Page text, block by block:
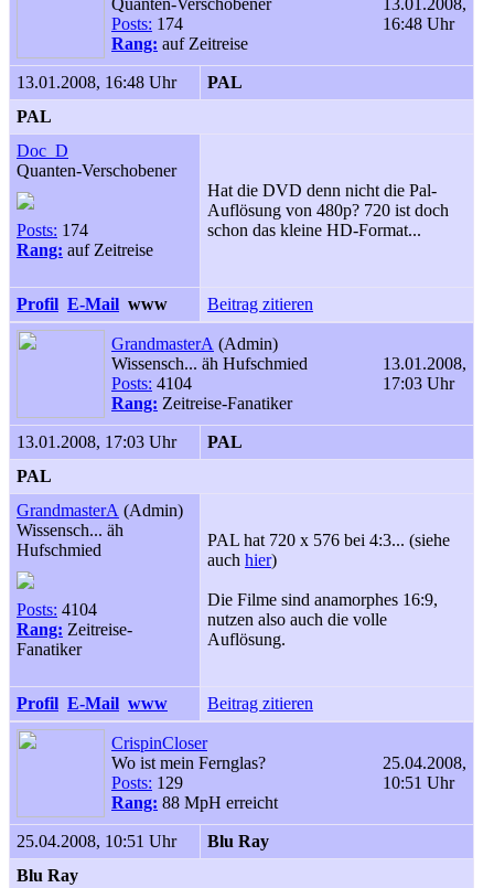
Quanten-Verschobener
Posts: 174
Rang: auf Zeitreise
13.01.2008,
16:48 Uhr
13.01.2008, 16:48 Uhr
PAL
PAL
Doc_D
Quanten-Verschobener
Posts: 174
Rang: auf Zeitreise
Hat die DVD denn nicht die Pal-
Auflösung von 480p? 720 ist doch
schon das kleine HD-Format...
Profil E-Mail www Beitrag zitieren
GrandmasterA (Admin)
Wissensch... äh Hufschmied
Posts: 4104
Rang: Zeitreise-Fanatiker
13.01.2008,
17:03 Uhr
13.01.2008, 17:03 Uhr
PAL
PAL
GrandmasterA (Admin)
Wissensch... äh
Hufschmied
Posts: 4104
Rang: Zeitreise-
Fanatiker
PAL hat 720 x 576 bei 4:3... (siehe
auch hier)
Die Filme sind anamorphes 16:9,
nutzen also auch die volle
Auflösung.
Profil E-Mail www Beitrag zitieren
CrispinCloser
Wo ist mein Fernglas?
Posts: 129
Rang: 88 MpH erreicht
25.04.2008,
10:51 Uhr
25.04.2008, 10:51 Uhr
Blu Ray
Blu Ray